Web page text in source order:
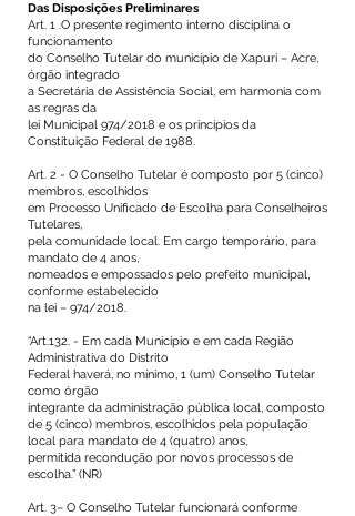
Das Disposições Preliminares
Art. 1 .O presente regimento interno disciplina o
funcionamento
do Conselho Tutelar do município de Xapuri – Acre,
órgão integrado
a Secretária de Assistência Social, em harmonia com
as regras da
lei Municipal 974/2018 e os princípios da
Constituição Federal de 1988.
Art. 2 - O Conselho Tutelar é composto por 5 (cinco)
membros, escolhidos
em Processo Unificado de Escolha para Conselheiros
Tutelares,
pela comunidade local. Em cargo temporário, para
mandato de 4 anos,
nomeados e empossados pelo prefeito municipal,
conforme estabelecido
na lei – 974/2018.
“Art.132. - Em cada Município e em cada Região
Administrativa do Distrito
Federal haverá, no mínimo, 1 (um) Conselho Tutelar
como órgão
integrante da administração pública local, composto
de 5 (cinco) membros, escolhidos pela população
local para mandato de 4 (quatro) anos,
permitida recondução por novos processos de
escolha.” (NR)
Art. 3– O Conselho Tutelar funcionará conforme